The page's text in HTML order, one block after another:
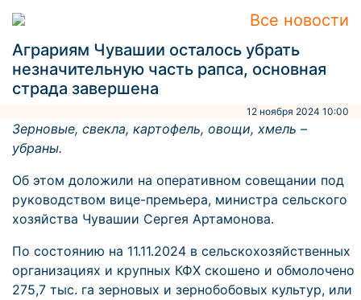
Все новости
Аграриям Чувашии осталось убрать
незначительную часть рапса, основная
страда завершена
12 ноября 2024 10:00
Зерновые, свекла, картофель, овощи, хмель –
убраны.
Об этом доложили на оперативном совещании под
руководством вице-премьера, министра сельского
хозяйства Чувашии Сергея Артамонова.
По состоянию на 11.11.2024 в сельскохозяйственных
организациях и крупных КФХ скошено и обмолочено
275,7 тыс. га зерновых и зернобобовых культур, или